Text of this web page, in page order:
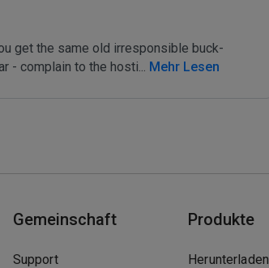
get the same old irresponsible buck-
- complain to the hosti... Mehr Lesen
Gemeinschaft
Support
Produkte
Herunterladen